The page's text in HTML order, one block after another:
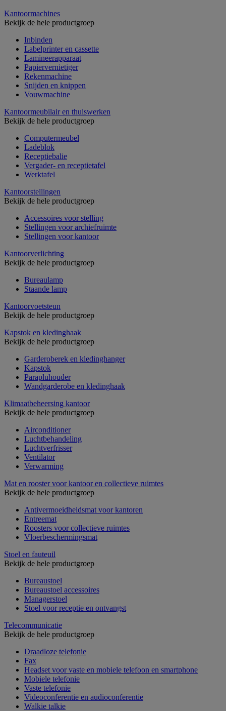
Kantoormachines
Bekijk de hele productgroep
Inbinden
Labelprinter en cassette
Lamineerapparaat
Papiervernietiger
Rekenmachine
Snijden en knippen
Vouwmachine
Kantoormeubilair en thuiswerken
Bekijk de hele productgroep
Computermeubel
Ladeblok
Receptiebalie
Vergader- en receptietafel
Werktafel
Kantoorstellingen
Bekijk de hele productgroep
Accessoires voor stelling
Stellingen voor archiefruimte
Stellingen voor kantoor
Kantoorverlichting
Bekijk de hele productgroep
Bureaulamp
Staande lamp
Kantoorvoetsteun
Bekijk de hele productgroep
Kapstok en kledinghaak
Bekijk de hele productgroep
Garderoberek en kledinghanger
Kapstok
Parapluhouder
Wandgarderobe en kledinghaak
Klimaatbeheersing kantoor
Bekijk de hele productgroep
Airconditioner
Luchtbehandeling
Luchtverfrisser
Ventilator
Verwarming
Mat en rooster voor kantoor en collectieve ruimtes
Bekijk de hele productgroep
Antivermoeidheidsmat voor kantoren
Entreemat
Roosters voor collectieve ruimtes
Vloerbeschermingsmat
Stoel en fauteuil
Bekijk de hele productgroep
Bureaustoel
Bureaustoel accessoires
Managerstoel
Stoel voor receptie en ontvangst
Telecommunicatie
Bekijk de hele productgroep
Draadloze telefonie
Fax
Headset voor vaste en mobiele telefoon en smartphone
Mobiele telefonie
Vaste telefonie
Videoconferentie en audioconferentie
Walkie talkie